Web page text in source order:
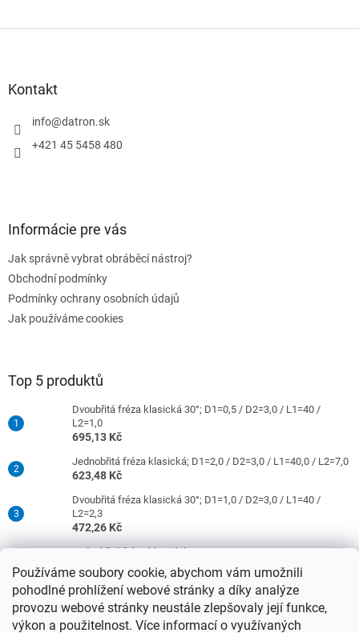
Používáme soubory cookie, abychom vám umožnili
pohodlné prohlížení webové stránky a díky analýze
provozu webové stránky neustále zlepšovaly její funkce,
výkon a použitelnost. Více informací o využívaných
Kontakt
info@datron.sk
+421 45 5458 480
Informácie pre vás
Jak správně vybrat obráběcí nástroj?
Obchodní podmínky
Podmínky ochrany osobních údajů
Jak používáme cookies
Top 5 produktů
Dvoubřitá fréza klasická 30°; D1=0,5 / D2=3,0 / L1=40 /
L2=1,0
695,13 Kč
Jednobřitá fréza klasická; D1=2,0 / D2=3,0 / L1=40,0 / L2=7,0
623,48 Kč
Dvoubřitá fréza klasická 30°; D1=1,0 / D2=3,0 / L1=40 /
L2=2,3
472,26 Kč
Jednobřitá fréza klasická; D1=0,5 / D2=3,0 / L1=40 / L2=1,5
421,26 Kč
Dvoubřitá fréza klasická 30°; D1=2,0 / D2=3,0 / L1=40 /
L2=9,0
472,26 Kč